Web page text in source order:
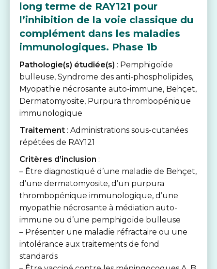
long terme de RAY121 pour
l’inhibition de la voie classique du
complément dans les maladies
immunologiques. Phase 1b
Pathologie(s) étudiée(s) : Pemphigoïde
bulleuse, Syndrome des anti-phospholipides,
Myopathie nécrosante auto-immune, Behçet,
Dermatomyosite, Purpura thrombopénique
immunologique
Traitement : Administrations sous-cutanées
répétées de RAY121
Critères d’inclusion :
– Être diagnostiqué d’une maladie de Behçet,
d’une dermatomyosite, d’un purpura
thrombopénique immunologique, d’une
myopathie nécrosante à médiation auto-
immune ou d’une pemphigoïde bulleuse
– Présenter une maladie réfractaire ou une
intolérance aux traitements de fond
standards